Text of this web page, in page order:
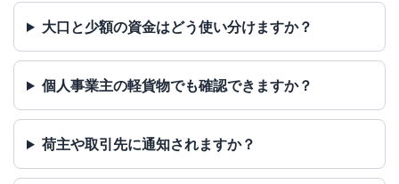
大口と少額の資金はどう使い分けますか？
個人事業主の軽貨物でも確認できますか？
荷主や取引先に通知されますか？